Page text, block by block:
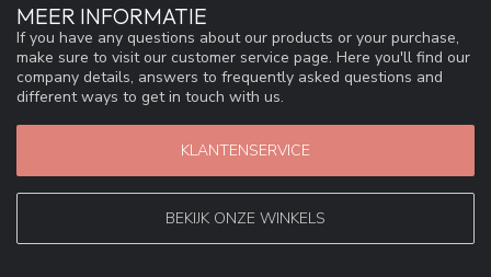
MEER INFORMATIE
If you have any questions about our products or your purchase,
make sure to visit our customer service page. Here you'll find our
company details, answers to frequently asked questions and
different ways to get in touch with us.
KLANTENSERVICE
BEKIJK ONZE WINKELS